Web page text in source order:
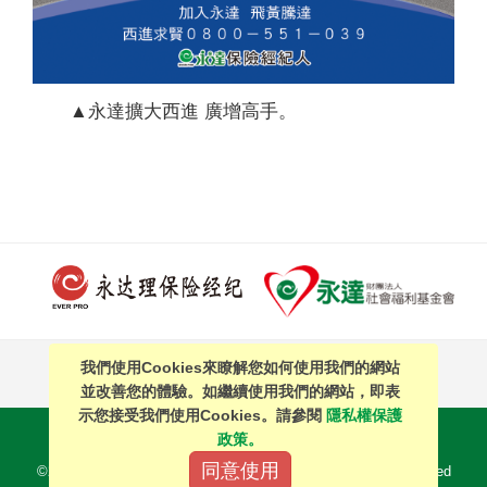
▲永達擴大西進 廣增高手。
PAGE TOP
站內搜尋｜
©2016 EVERPRO Insurance Brokers Co., Ltd. All Right Reserved
我們使用Cookies來瞭解您如何使用我們的網站
並改善您的體驗。如繼續使用我們的網站，即表
示您接受我們使用Cookies。請參閱 隱私權保護
政策。
同意使用